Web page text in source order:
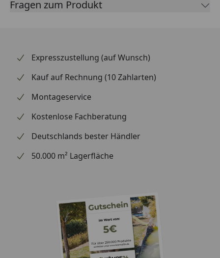
Fragen zum Produkt
Expresszustellung (auf Wunsch)
Kauf auf Rechnung (10 Zahlarten)
Montageservice
Kostenlose Fachberatung
Deutschlands bester Händler
50.000 m² Lagerfläche